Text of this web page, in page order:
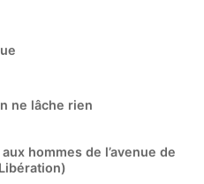
ne lâche rien
hommes de l’avenue de